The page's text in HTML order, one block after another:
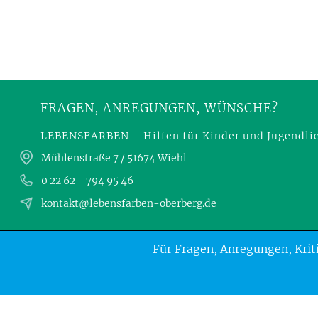
FRAGEN, ANREGUNGEN, WÜNSCHE?
LEBENSFARBEN – Hilfen für Kinder und
Mühlenstraße 7 / 51674 Wiehl
0 22 62 - 794 95 46
kontakt@lebensfarben-oberberg.de
Für Fragen, Anregungen,